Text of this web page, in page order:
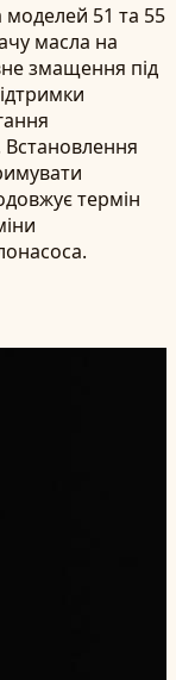
51 та 55
масла на
змащення під
термін